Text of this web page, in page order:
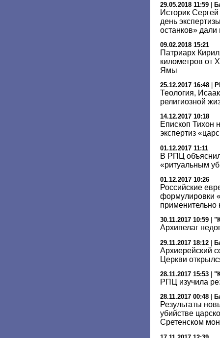
29.05.2018 11:59 |
Историк
день
останков»
09.02.2018 15:21
Патриарх
километров от
Ямы
25.12.2017 16:48
Теология,
религиозной
14.12.2017 10:18
Епископ Тихон
экспертиз
01.12.2017 11:11
В РПЦ
«ритуальным
01.12.2017 10:26
Российские
формулировки
применительно
30.11.2017 10:59
Архипелаг
29.11.2017 18:12
Архиерейский
Церкви
28.11.2017 15:53
РПЦ изучила
28.11.2017 00:48
Результаты
убийстве
Сретенском